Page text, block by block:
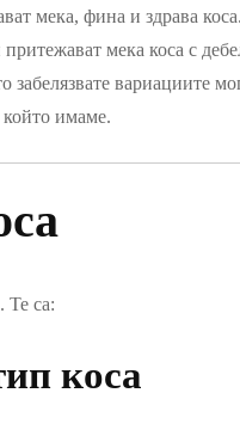
мека, фина и здрава
мека коса с
забелязвате вариациите
който имаме.
Те са:
коса